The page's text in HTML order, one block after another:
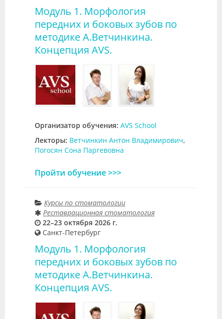
Модуль 1. Морфология
передних и боковых зубов по
методике А.Ветчинкина.
Концепция AVS.
Организатор обучения: AVS School
Лекторы: Ветчинкин Антон Владимирович,
Погосян Сона Паргевовна
Пройти обучение >>>
Курсы по стоматологии
Реставрационная стоматология
22–23 октября 2026 г.
Санкт-Петербург
Модуль 1. Морфология
передних и боковых зубов по
методике А.Ветчинкина.
Концепция AVS.